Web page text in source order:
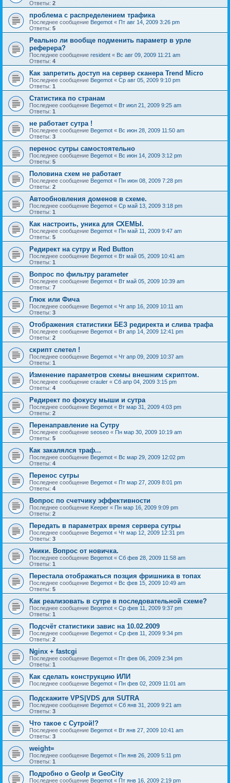
Ответы: 2
проблема с распределением трафика
Последнее сообщение Begemot « Пт авг 14, 2009 3:26 pm
Ответы: 5
Реально ли вообще подменить параметр в урле
реферера?
Последнее сообщение resident « Вс авг 09, 2009 11:21 am
Ответы: 4
Как запретить доступ на сервер сканера Trend Micro
Последнее сообщение Begemot « Ср авг 05, 2009 9:10 pm
Ответы: 1
Статистика по странам
Последнее сообщение Begemot « Вт июл 21, 2009 9:25 am
Ответы: 1
не работает сутра !
Последнее сообщение Begemot « Вс июн 28, 2009 11:50 am
Ответы: 3
перенос сутры самостоятельно
Последнее сообщение Begemot « Вс июн 14, 2009 3:12 pm
Ответы: 5
Половина схем не работает
Последнее сообщение Begemot « Пн июн 08, 2009 7:28 pm
Ответы: 2
Автообновления доменов в схеме.
Последнее сообщение Begemot « Ср май 13, 2009 3:18 pm
Ответы: 1
Как настроить, уника для СХЕМЫ.
Последнее сообщение Begemot « Пн май 11, 2009 9:47 am
Ответы: 5
Редирект на сутру и Red Button
Последнее сообщение Begemot « Вт май 05, 2009 10:41 am
Ответы: 1
Вопрос по фильтру parameter
Последнее сообщение Begemot « Вт май 05, 2009 10:39 am
Ответы: 7
Глюк или Фича
Последнее сообщение Begemot « Чт апр 16, 2009 10:11 am
Ответы: 3
Отображения статистики БЕЗ редиректа и слива трафа
Последнее сообщение Begemot « Вт апр 14, 2009 12:41 pm
Ответы: 2
скрипт слетел !
Последнее сообщение Begemot « Чт апр 09, 2009 10:37 am
Ответы: 1
Изменение параметров схемы внешним скриптом.
Последнее сообщение crauler « Сб апр 04, 2009 3:15 pm
Ответы: 4
Редирект по фокусу мыши и сутра
Последнее сообщение Begemot « Вт мар 31, 2009 4:03 pm
Ответы: 2
Перенаправление на Сутру
Последнее сообщение seoseo « Пн мар 30, 2009 10:19 am
Ответы: 5
Как закалялся траф...
Последнее сообщение Begemot « Вс мар 29, 2009 12:02 pm
Ответы: 4
Перенос сутры
Последнее сообщение Begemot « Пт мар 27, 2009 8:01 pm
Ответы: 4
Вопрос по счетчику эффективности
Последнее сообщение Keeper « Пн мар 16, 2009 9:09 pm
Ответы: 2
Передать в параметрах время сервера сутры
Последнее сообщение Begemot « Чт мар 12, 2009 12:31 pm
Ответы: 3
Уники. Вопрос от новичка.
Последнее сообщение Begemot « Сб фев 28, 2009 11:58 am
Ответы: 1
Перестала отображаться позция фришника в топах
Последнее сообщение Begemot « Вс фев 15, 2009 10:49 am
Ответы: 5
Как реализовать в сутре в последовательной схеме?
Последнее сообщение Begemot « Ср фев 11, 2009 9:37 pm
Ответы: 1
Подсчёт статистики завис на 10.02.2009
Последнее сообщение Begemot « Ср фев 11, 2009 9:34 pm
Ответы: 2
Nginx + fastcgi
Последнее сообщение Begemot « Пт фев 06, 2009 2:34 pm
Ответы: 1
Как сделать конструкцию ИЛИ
Последнее сообщение Begemot « Пн фев 02, 2009 11:01 am
Подскажите VPS|VDS для SUTRA
Последнее сообщение Begemot « Сб янв 31, 2009 9:21 am
Ответы: 3
Что такое с Сутрой!?
Последнее сообщение Begemot « Вт янв 27, 2009 10:41 am
Ответы: 3
weight=
Последнее сообщение Begemot « Пн янв 26, 2009 5:11 pm
Ответы: 1
Подробно о GeoIp и GeoCity
Последнее сообщение Begemot « Пт янв 16, 2009 2:19 pm